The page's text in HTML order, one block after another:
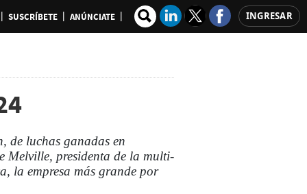
SUSCRÍBETE ANÚNCIATE INGRESAR
de luchas ganadas en
Melville, presidenta de la multi-
la empresa más grande por